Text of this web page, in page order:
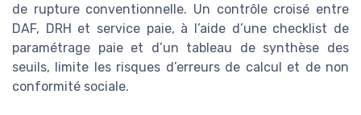
de rupture conventionnelle. Un contrôle croisé entre
DAF, DRH et service paie, à l’aide d’une checklist de
paramétrage paie et d’un tableau de synthèse des
seuils, limite les risques d’erreurs de calcul et de non
conformité sociale.